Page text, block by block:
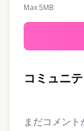
Max 5MB
コミュニ
まだコメン